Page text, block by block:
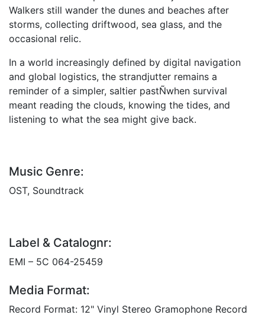
Walkers still wander the dunes and beaches after
storms, collecting driftwood, sea glass, and the
occasional relic.
In a world increasingly defined by digital navigation
and global logistics, the strandjutter remains a
reminder of a simpler, saltier pastÑwhen survival
meant reading the clouds, knowing the tides, and
listening to what the sea might give back.
Music Genre:
OST, Soundtrack
Label & Catalognr:
EMI – 5C 064-25459
Media Format:
Record Format: 12" Vinyl Stereo Gramophone Record